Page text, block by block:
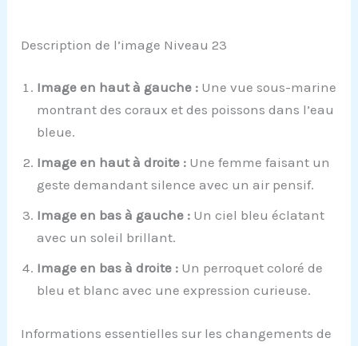
Description de l’image Niveau 23
Image en haut à gauche : Une vue sous-marine
montrant des coraux et des poissons dans l’eau
bleue.
Image en haut à droite : Une femme faisant un
geste demandant silence avec un air pensif.
Image en bas à gauche : Un ciel bleu éclatant
avec un soleil brillant.
Image en bas à droite : Un perroquet coloré de
bleu et blanc avec une expression curieuse.
Informations essentielles sur les changements de